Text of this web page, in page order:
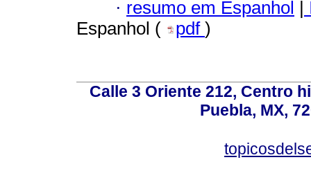
· resumo em Espanhol |
Espanhol (
pdf )
Calle 3 Oriente 212, Centro
Puebla, MX,